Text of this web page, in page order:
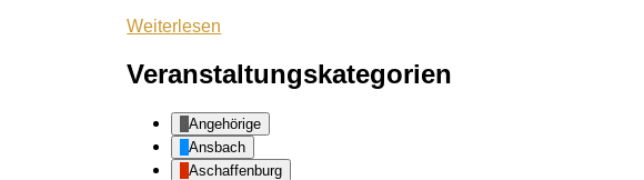
Erlangen
Weiterlesen
Veranstaltungskategorien
Angehörige
Ansbach
Aschaffenburg